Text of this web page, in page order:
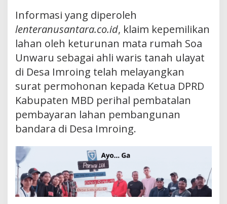
Informasi yang diperoleh
lenteranusantara.co.id, klaim kepemilikan
lahan oleh keturunan mata rumah Soa
Unwaru sebagai ahli waris tanah ulayat
di Desa Imroing telah melayangkan
surat permohonan kepada Ketua DPRD
Kabupaten MBD perihal pembatalan
pembayaran lahan pembangunan
bandara di Desa Imroing.